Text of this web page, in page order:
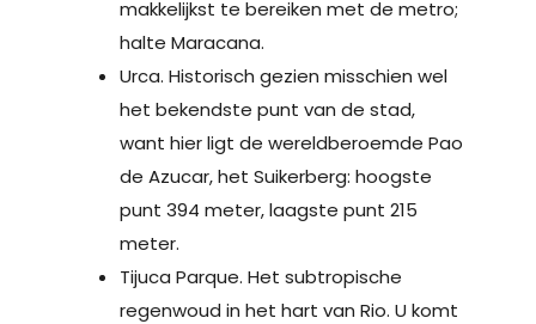
makkelijkst te bereiken met de metro;
halte Maracana.
Urca. Historisch gezien misschien wel
het bekendste punt van de stad,
want hier ligt de wereldberoemde Pao
de Azucar, het Suikerberg: hoogste
punt 394 meter, laagste punt 215
meter.
Tijuca Parque. Het subtropische
regenwoud in het hart van Rio. U komt